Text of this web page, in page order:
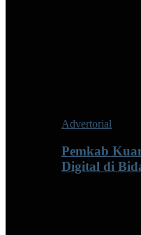
Advertorial
Pemkab
Digital di